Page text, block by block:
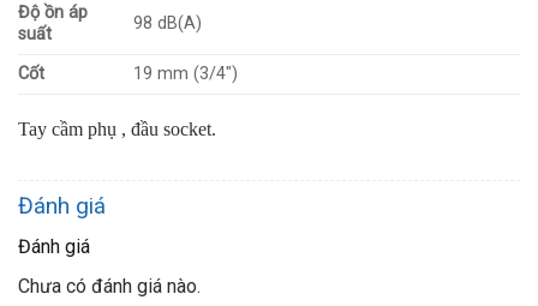
Độ ồn áp
suất
98 dB(A)
Cốt 19 mm (3/4″)
Tay cầm phụ , đầu socket.
Đánh giá
Đánh giá
Chưa có đánh giá nào.